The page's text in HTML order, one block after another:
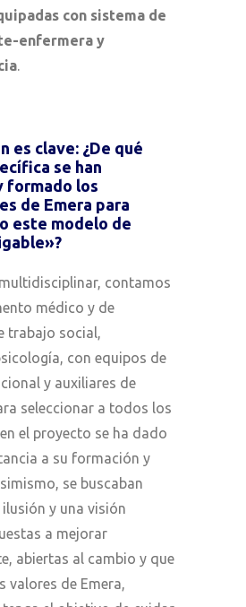
con sistema de
enfermera y
.
es clave: ¿De qué
se han
formado los
de Emera para
este modelo de
contamos
médico y de
trabajo social,
con equipos de
y auxiliares de
seleccionar a todos los
el proyecto se ha dado
a su formación y
se buscaban
y una visión
a mejorar
abiertas al cambio y que
valores de Emera,